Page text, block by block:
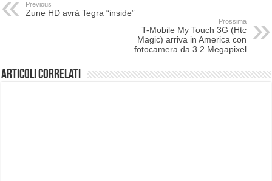
Previous
Zune HD avrà Tegra “inside”
Prossima
T-Mobile My Touch 3G (Htc
Magic) arriva in America con
fotocamera da 3.2 Megapixel
Articoli correlati